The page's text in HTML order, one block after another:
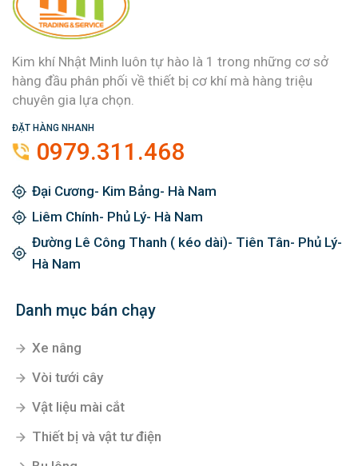
Kim khí Nhật Minh luôn tự hào là 1 trong những cơ sở
hàng đầu phân phối về thiết bị cơ khí mà hàng triệu
chuyên gia lựa chọn.
ĐẶT HÀNG NHANH
0979.311.468
Đại Cương- Kim Bảng- Hà Nam
Liêm Chính- Phủ Lý- Hà Nam
Đường Lê Công Thanh ( kéo dài)- Tiên Tân- Phủ Lý-
Hà Nam
Danh mục bán chạy
Xe nâng
Vòi tưới cây
Vật liệu mài cắt
Thiết bị và vật tư điện